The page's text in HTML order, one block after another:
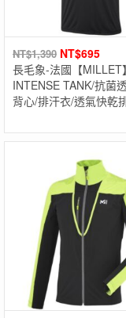
NT$1,390 NT$695
長毛象-法國【MILLET
INTENSE TANK/抗菌
背心/排汗衣/透氣快乾